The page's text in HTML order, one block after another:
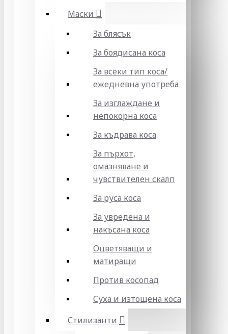
Маски
За блясък
За боядисана коса
За всеки тип коса/
ежедневна употреба
За изглаждане и
непокорна коса
За къдрава коса
За пърхот,
омазняване и
чувствителен скалп
За руса коса
За увредена и
накъсана коса
Оцветяващи и
матиращи
Против косопад
Суха и изтощена коса
Стилизанти